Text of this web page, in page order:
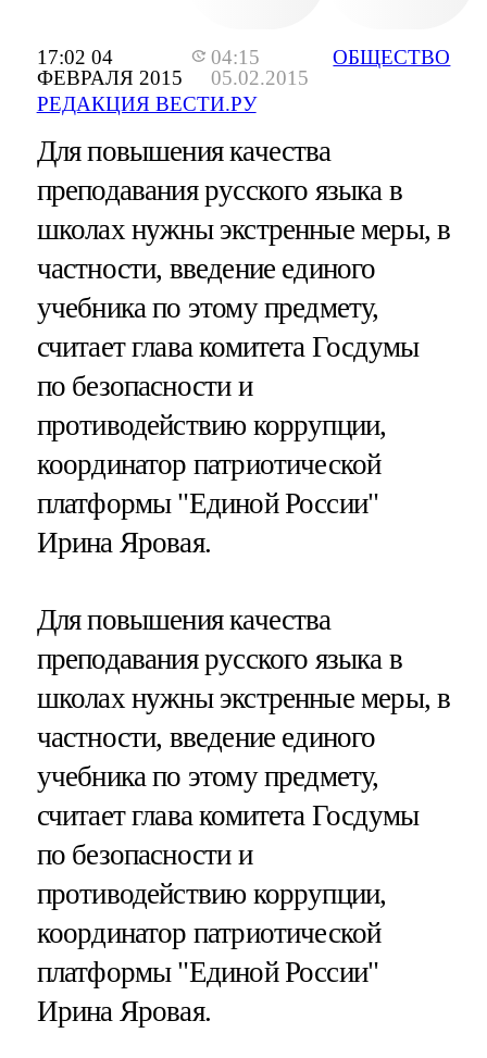
17:02 04
ФЕВРАЛЯ 2015
04:15
05.02.2015
РЕДАКЦИЯ ВЕСТИ.РУ
ОБЩЕСТВО
Для повышения качества
преподавания русского языка в
школах нужны экстренные меры, в
частности, введение единого
учебника по этому предмету,
считает глава комитета Госдумы
по безопасности и
противодействию коррупции,
координатор патриотической
платформы "Единой России"
Ирина Яровая.
Для повышения качества
преподавания русского языка в
школах нужны экстренные меры, в
частности, введение единого
учебника по этому предмету,
считает глава комитета Госдумы
по безопасности и
противодействию коррупции,
координатор патриотической
платформы "Единой России"
Ирина Яровая.